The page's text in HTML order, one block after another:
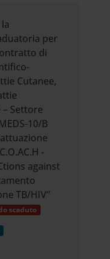
per
di
Cutanee,
Settore
10/B
-
against
TB/HIV”
scaduto